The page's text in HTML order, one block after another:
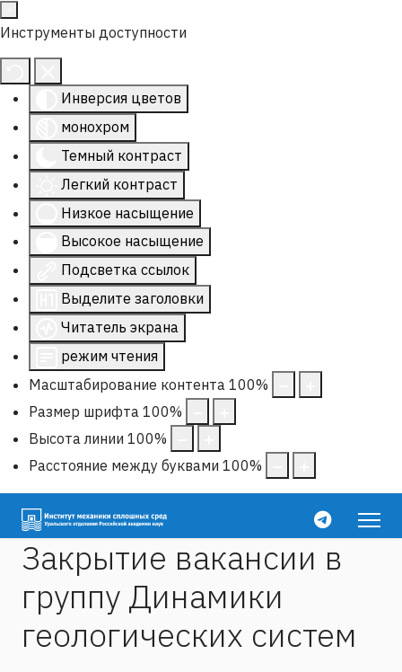
Инструменты доступности
Инверсия цветов
монохром
Темный контраст
Легкий контраст
Низкое насыщение
Высокое насыщение
Подсветка ссылок
Выделите заголовки
Читатель экрана
режим чтения
Масштабирование контента 100%
Размер шрифта 100%
Высота линии 100%
Расстояние между буквами 100%
Закрытие вакансии в
группу Динамики
геологических систем